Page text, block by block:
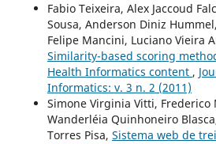
Fabio Teixeira, Alex Jaccoud
Sousa, Anderson Diniz
Felipe Mancini, Luciano Vieira
Similarity-based scoring
Health Informatics content ,
Informatics: v. 3 n. 2 (2011)
Simone Virginia Vitti, Frederico
Wanderléia Quinhoneiro
Torres Pisa, Sistema web de